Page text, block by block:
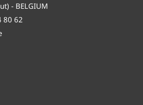
- BELGIUM
80 62